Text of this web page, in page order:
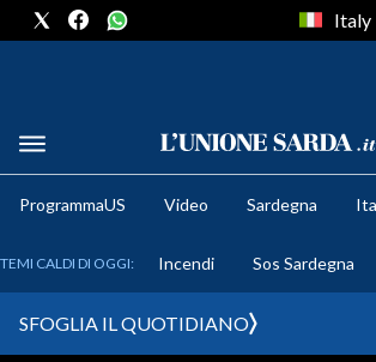
METEO
Italy
ProgrammaUS Video Sardegna
TEMI CALDI DI OGGI: Incendi Sos Sardegna
SFOGLIA IL QUOTIDIANO